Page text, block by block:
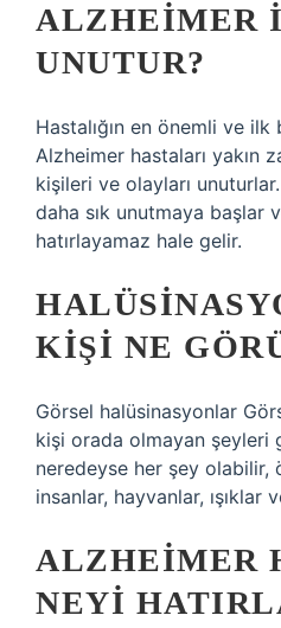
ALZHEIMER
UNUTUR?
Hastalığın en önemli ve ilk
Alzheimer hastaları yakın
kişileri ve olayları
daha sık unutmaya başlar
hatırlayamaz hale gelir.
KIŞI NE
Görsel halüsinasyonlar
kişi orada olmayan şeyleri
neredeyse her şey olabilir,
insanlar, hayvanlar, ışıklar
ALZHEIMER
NEYI